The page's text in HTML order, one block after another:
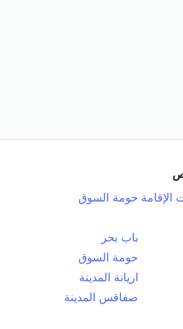
الإقامة حومة السوق
باب بحر
حومة السوق
اريانة المدينة
صفاقس المدينة